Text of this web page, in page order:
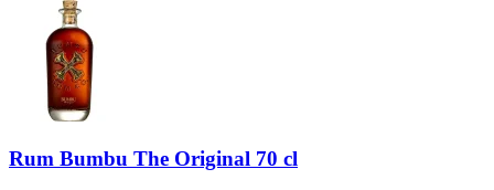
Rum Bumbu The Original 70 cl